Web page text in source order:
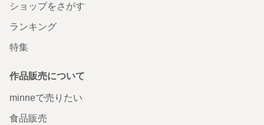
ショップをさがす
ランキング
特集
作品販売について
minneで売りたい
食品販売